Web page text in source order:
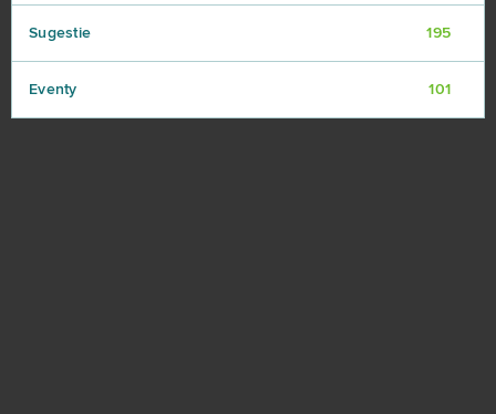
Sugestie 195
Eventy 101